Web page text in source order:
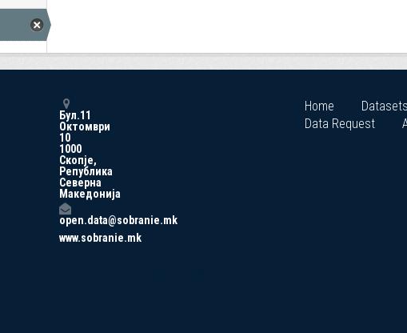
Бул.11
Октомври
10
1000
Скопје,
Република
Северна
Македонија
open.data@sobranie.mk
www.sobranie.mk
Home Datasets
Data Request